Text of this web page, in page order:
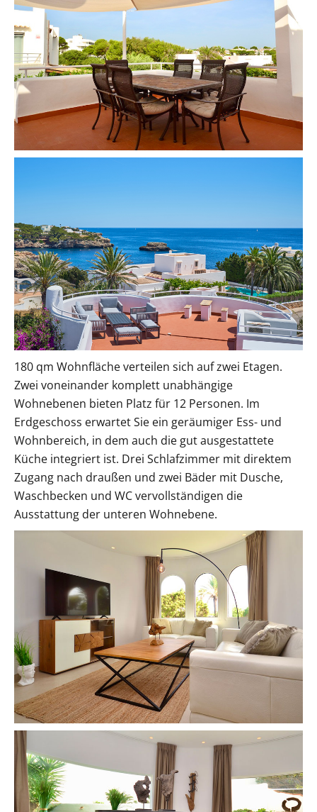
180 qm Wohnfläche verteilen sich auf zwei Etagen.
Zwei voneinander komplett unabhängige
Wohnebenen bieten Platz für 12 Personen. Im
Erdgeschoss erwartet Sie ein geräumiger Ess- und
Wohnbereich, in dem auch die gut ausgestattete
Küche integriert ist. Drei Schlafzimmer mit direktem
Zugang nach draußen und zwei Bäder mit Dusche,
Waschbecken und WC vervollständigen die
Ausstattung der unteren Wohnebene.